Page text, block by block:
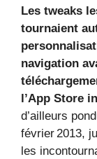
Les tweaks
tournaient
navigation
l’App Store
d’ailleurs
février 2013,
les